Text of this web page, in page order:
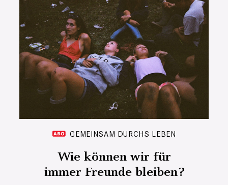
GEMEINSAM DURCHS LEBEN
Wie können wir für
immer Freunde bleiben?